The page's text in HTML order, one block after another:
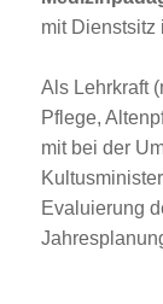
mit Dienstsitz
Als Lehrkraft
Pflege,
mit bei der
Evaluierung